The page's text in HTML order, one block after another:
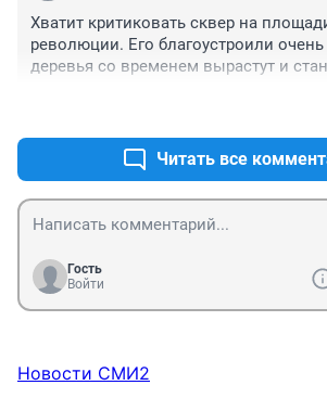
Хватит критиковать сквер на
революции. Его благоустроили
деревья со временем вырастут и
Читать все
Гость
Войти
Новости СМИ2